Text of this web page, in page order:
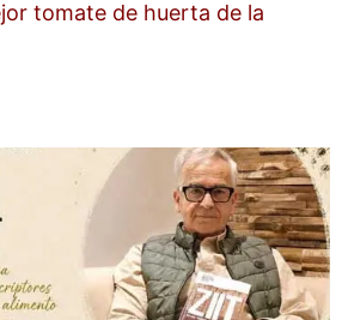
tomate de huerta de la